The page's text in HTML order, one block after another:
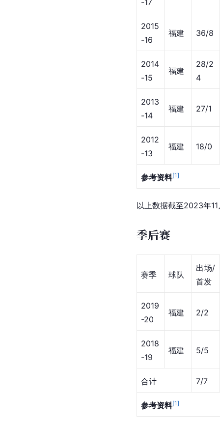
2015
-16
福建 36/8
2014
-15
福建
28/2
4
2013
-14
福建 27/1
2012
-13
福建 18/0
参考资料[1]
以上数据截至2023年11
季后赛
赛季 球队
出场/
首发
2019
-20
福建 2/2
2018
-19
福建 5/5
合计 7/7
参考资料[1]